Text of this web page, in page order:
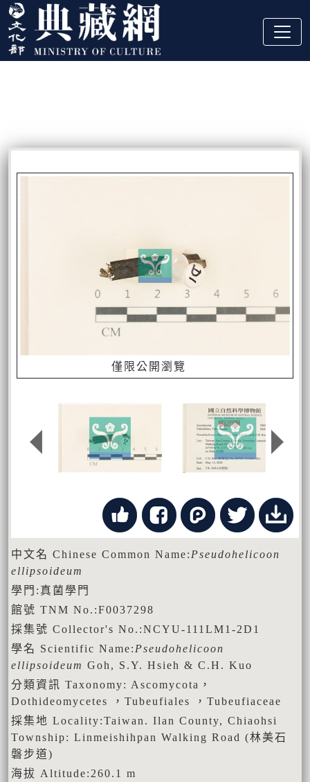
跳到主要內容
:::
僅限公開瀏覽
中文名 Chinese Common Name: Pseudohelicoon
ellipsoideum
學門:真菌學門
館號 TNM No.:F0037298
採集號 Collector's No.:NCYU-111LM1-2D1
學名 Scientific Name: Pseudohelicoon
ellipsoideum Goh, S.Y. Hsieh & C.H. Kuo
分類資訊 Taxonomy: Ascomycota，
Dothideomycetes ，Tubeufiales ，Tubeufiaceae
採集地 Locality:Taiwan. Ilan County, Chiaohsi
Township: Linmeishihpan Walking Road (林美石
磐步道)
海拔 Altitude:260.1 m